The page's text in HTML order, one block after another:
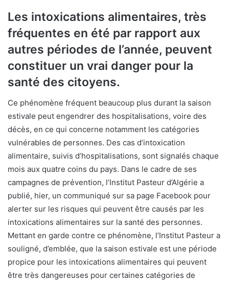
Les intoxications alimentaires, très
fréquentes en été par rapport aux
autres périodes de l’année, peuvent
constituer un vrai danger pour la
santé des citoyens.
Ce phénomène fréquent beaucoup plus durant la saison
estivale peut engendrer des hospitalisations, voire des
décès, en ce qui concerne notamment les catégories
vulnérables de personnes. Des cas d’intoxication
alimentaire, suivis d’hospitalisations, sont signalés chaque
mois aux quatre coins du pays. Dans le cadre de ses
campagnes de prévention, l’Institut Pasteur d’Algérie a
publié, hier, un communiqué sur sa page Facebook pour
alerter sur les risques qui peuvent être causés par les
intoxications alimentaires sur la santé des personnes.
Mettant en garde contre ce phénomène, l’Institut Pasteur a
souligné, d’emblée, que la saison estivale est une période
propice pour les intoxications alimentaires qui peuvent
être très dangereuses pour certaines catégories de